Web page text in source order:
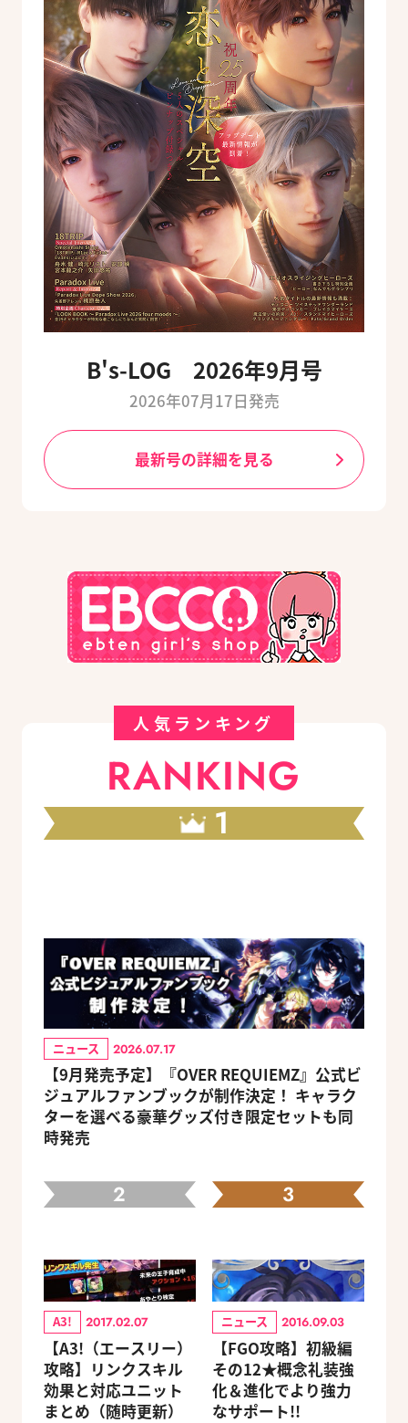
B's-LOG 2026年9月号
2026年07月17日発売
最新号の詳細を見る
人気ランキング
RANKING
1
ニュース 2026.07.17
【9月発売予定】『OVER REQUIEMZ』公式ビ
ジュアルファンブックが制作決定！ キャラク
ターを選べる豪華グッズ付き限定セットも同
時発売
2
A3! 2017.02.07
【A3!（エースリー）
攻略】リンクスキル
効果と対応ユニット
まとめ（随時更新）
3
ニュース 2016.09.03
【FGO攻略】初級編
その12★概念礼装強
化＆進化でより強力
なサポート!!